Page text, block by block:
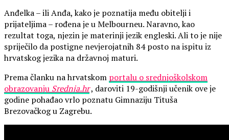
Anđelka – ili Anđa, kako je poznatija među obitelji i
prijateljima – rođena je u Melbourneu. Naravno, kao
rezultat toga, njezin je materinji jezik engleski. Ali to je nije
spriječilo da postigne nevjerojatnih 84 posto na ispitu iz
hrvatskog jezika na državnoj maturi.
Prema članku na hrvatskom portalu o srednjoškolskom
obrazovanju Srednja.hr, daroviti 19-godišnji učenik ove je
godine pohađao vrlo poznatu Gimnaziju Tituša
Brezovačkog u Zagrebu.